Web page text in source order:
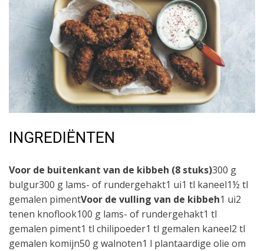
INGREDIËNTEN
Voor de buitenkant van de kibbeh (8 stuks)300 g
bulgur300 g lams- of rundergehakt1 ui1 tl kaneel1½ tl
gemalen pimentVoor de vulling van de kibbeh1 ui2
tenen knoflook100 g lams- of rundergehakt1 tl
gemalen piment1 tl chilipoeder1 tl gemalen kaneel2 tl
gemalen komijn50 g walnoten1 l plantaardige olie om